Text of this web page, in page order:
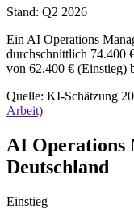
Stand: Q2 2026
Ein AI Operations
durchschnittlich 74.400
von 62.400 € (Einstieg)
Quelle: KI-Schätzung
Arbeit)
AI Operations
Deutschland
Einstieg